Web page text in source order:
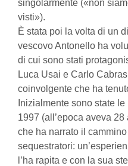
singolarmente («non
visti»).
È stata poi la volta di un
vescovo Antonello ha
di cui sono stati
Luca Usai e Carlo
coinvolgente che ha
Inizialmente sono state
1997 (all’epoca aveva
che ha narrato il
sequestratori:
l’ha rapita e con la sua